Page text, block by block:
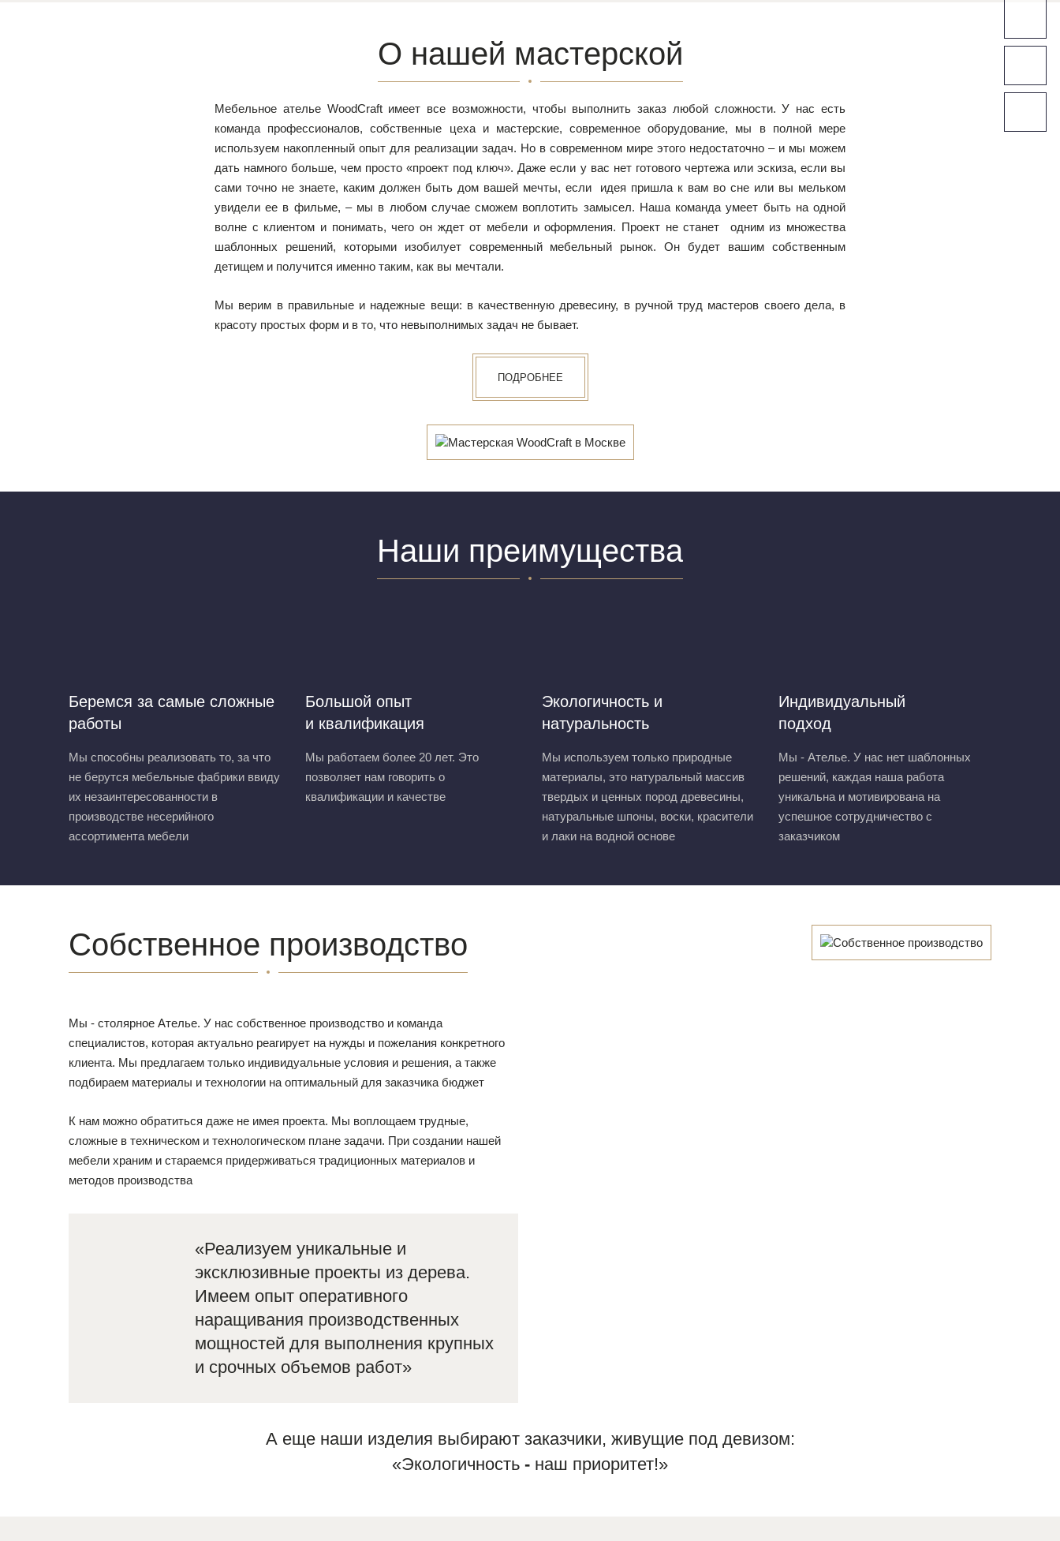
О нашей мастерской
Мебельное ателье WoodCraft имеет все возможности, чтобы выполнить заказ любой сложности. У нас есть
команда профессионалов, собственные цеха и мастерские, современное оборудование, мы в полной мере
используем накопленный опыт для реализации задач. Но в современном мире этого недостаточно – и мы можем
дать намного больше, чем просто «проект под ключ». Даже если у вас нет готового чертежа или эскиза, если вы
сами точно не знаете, каким должен быть дом вашей мечты, если идея пришла к вам во сне или вы мельком
увидели ее в фильме, – мы в любом случае сможем воплотить замысел. Наша команда умеет быть на одной
волне с клиентом и понимать, чего он ждет от мебели и оформления. Проект не станет одним из множества
шаблонных решений, которыми изобилует современный мебельный рынок. Он будет вашим собственным
детищем и получится именно таким, как вы мечтали.
Мы верим в правильные и надежные вещи: в качественную древесину, в ручной труд мастеров своего дела, в
красоту простых форм и в то, что невыполнимых задач не бывает.
ПОДРОБНЕЕ
Наши преимущества
Беремся за самые сложные
работы
Мы способны реализовать то, за что
не берутся мебельные фабрики ввиду
их незаинтересованности в
производстве несерийного
ассортимента мебели
Большой опыт
и квалификация
Мы работаем более 20 лет. Это
позволяет нам говорить о
квалификации и качестве
Экологичность и
натуральность
Мы используем только природные
материалы, это натуральный массив
твердых и ценных пород древесины,
натуральные шпоны, воски, красители
и лаки на водной основе
Индивидуальный
подход
Мы - Ателье. У нас нет шаблонных
решений, каждая наша работа
уникальна и мотивирована на
успешное сотрудничество с
заказчиком
Собственное производство
Мы - столярное Ателье. У нас собственное производство и команда
специалистов, которая актуально реагирует на нужды и пожелания конкретного
клиента. Мы предлагаем только индивидуальные условия и решения, а также
подбираем материалы и технологии на оптимальный для заказчика бюджет
К нам можно обратиться даже не имея проекта. Мы воплощаем трудные,
сложные в техническом и технологическом плане задачи. При создании нашей
мебели храним и стараемся придерживаться традиционных материалов и
методов производства
«Реализуем уникальные и
эксклюзивные проекты из дерева.
Имеем опыт оперативного
наращивания производственных
мощностей для выполнения крупных
и срочных объемов работ»
А еще наши изделия выбирают заказчики, живущие под девизом:
«Экологичность - наш приоритет!»